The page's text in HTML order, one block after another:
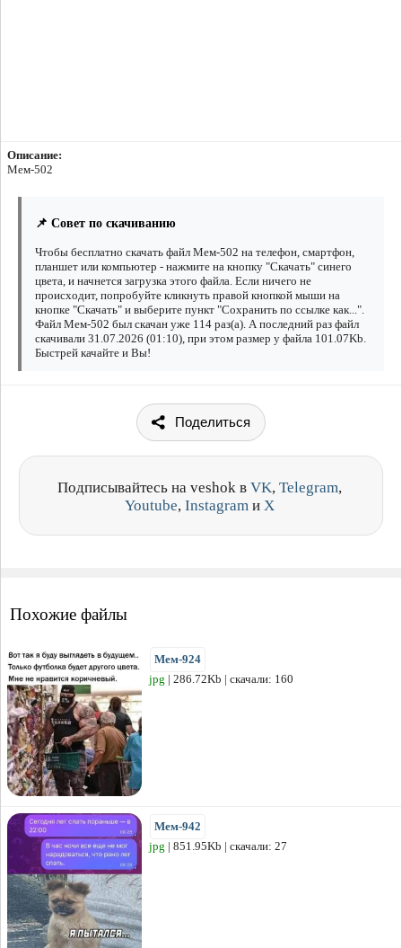
Описание:
Мем-502
📌 Совет по скачиванию
Чтобы бесплатно скачать файл Мем-502 на телефон, смартфон,
планшет или компьютер - нажмите на кнопку "Скачать" синего
цвета, и начнется загрузка этого файла. Если ничего не
происходит, попробуйте кликнуть правой кнопкой мыши на
кнопке "Скачать" и выберите пункт "Сохранить по ссылке как...".
Файл Мем-502 был скачан уже 114 раз(а). А последний раз файл
скачивали 31.07.2026 (01:10), при этом размер у файла 101.07Kb.
Быстрей качайте и Вы!
Поделиться
Подписывайтесь на veshok в VK, Telegram,
Youtube, Instagram и X
Похожие файлы
Мем-924
jpg | 286.72Kb | скачали: 160
Мем-942
jpg | 851.95Kb | скачали: 27